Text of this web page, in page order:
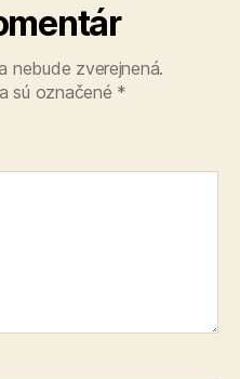
nebude zverejnená.
sú označené *